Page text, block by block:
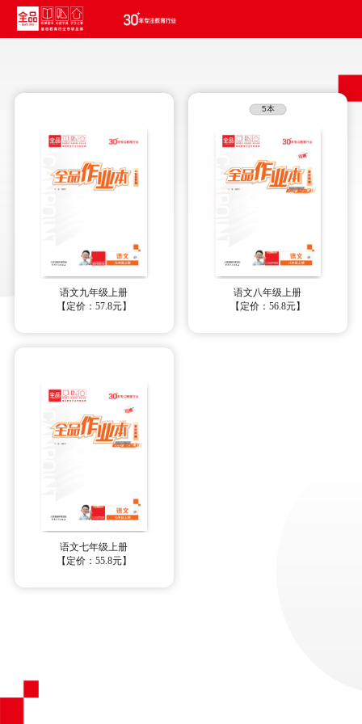
语文九年级上册
【定价：57.8元】
5本
语文八年级上册
【定价：56.8元】
语文七年级上册
【定价：55.8元】